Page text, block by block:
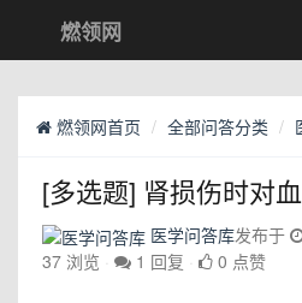
燃领网
燃领网首页 全部问答分类
[多选题] 肾损伤时对血
医学问答库发布于
37 浏览
1 回复 0 点赞